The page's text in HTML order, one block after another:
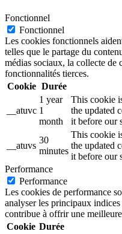
Fonctionnel
Fonctionnel
Les cookies fonctionnels
telles que le partage du
médias sociaux, la collecte de
fonctionnalités tierces.
Cookie Durée
__atuvc
1 year
1
month
This cookie
the updated
it before our
__atuvs
30
minutes
This cookie
the updated
it before our
Performance
Performance
Les cookies de performance
analyser les principaux
contribue à offrir une
Cookie Durée